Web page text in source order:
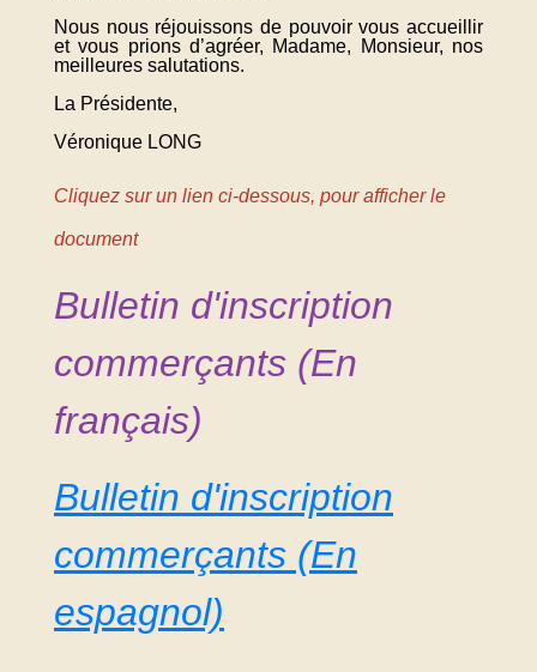
Nous nous réjouissons de pouvoir vous accueillir
et vous prions d’agréer, Madame, Monsieur, nos
meilleures salutations.
La Présidente,
Véronique LONG
Cliquez sur un lien ci-dessous, pour afficher le
document
Bulletin d'inscription
commerçants (En
français)
Bulletin d'inscription
commerçants (En
espagnol)